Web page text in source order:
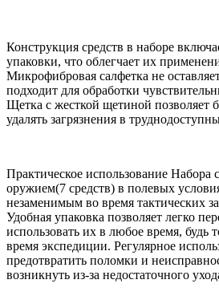
Конструкция средств в наборе
упаковки, что облегчает их
Микрофибровая салфетка не
подходит для обработки
Щетка с жесткой щетиной позволяет
удалять загрязнения в
Практическое использование Набора
оружием(7 средств) в полевых
незаменимым во время тактических
Удобная упаковка позволяет легко
использовать их в любое время, будь
время экспедиции. Регулярное
предотвратить поломки и
возникнуть из-за недостаточного